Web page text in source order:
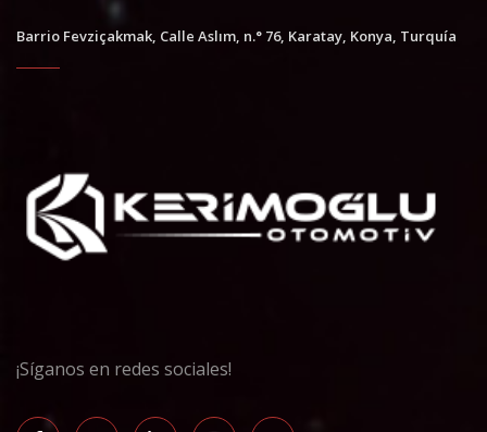
Barrio Fevziçakmak, Calle Aslım, n.° 76, Karatay, Konya, Turquía
¡Síganos en redes sociales!